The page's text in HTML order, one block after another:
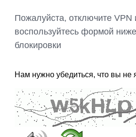
Пожалуйста, отключите VPN
воспользуйтесь формой
блокировки
Нам нужно убедиться, что вы не